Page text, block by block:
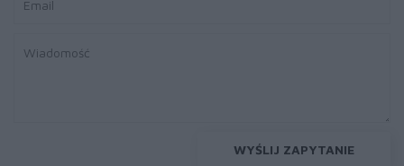
WYŚLIJ ZAPYTANIE